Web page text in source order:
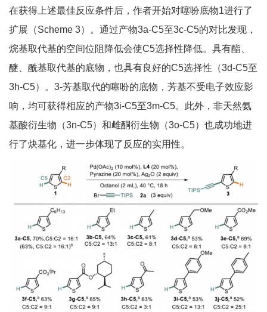
在获得上述最佳反应条件后，作者开始对噻吩底物1进行了
扩展（Scheme 3）。通过产物3a-C5至3c-C5的对比发现，
烷基取代基的空间位阻降低会使C5选择性降低。具有酯、
醚、酰基取代基的底物，也具有良好的C5选择性（3d-C5至
3h-C5）。3-芳基取代的噻吩的底物，芳基不受电子效应影
响，均可获得相应的产物3i-C5至3m-C5。此外，非天然氨
基酸衍生物（3n-C5）和雌酮衍生物（3o-C5）也成功地进
行了炔基化，进一步体现了反应的实用性。